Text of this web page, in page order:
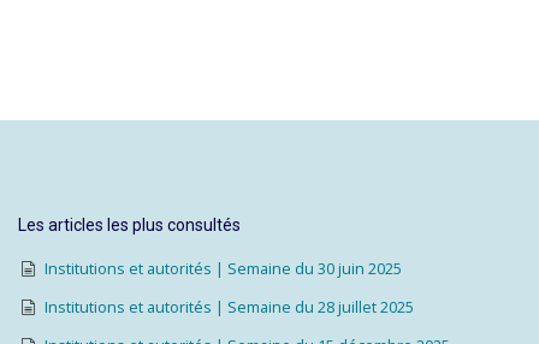
Les articles les plus consultés
Institutions et autorités | Semaine du 30 juin 2025
Institutions et autorités | Semaine du 28 juillet 2025